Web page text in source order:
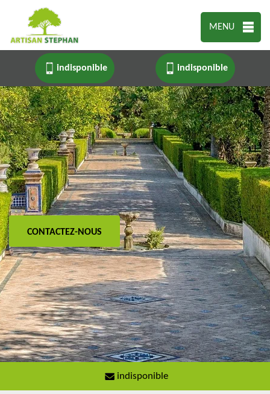
MENU
indisponible indisponible
CONTACTEZ-NOUS
indisponible